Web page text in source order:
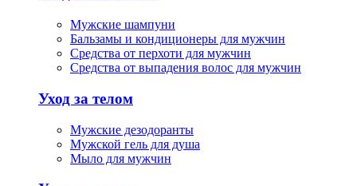
Мужские шампуни
Бальзамы и кондиционеры для мужчин
Средства от перхоти для мужчин
Средства от выпадения волос для мужчин
Уход за телом
Мужские дезодоранты
Мужской гель для душа
Мыло для мужчин